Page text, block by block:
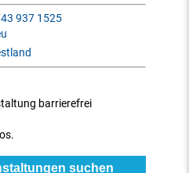
937 1525
barrierefrei
suchen